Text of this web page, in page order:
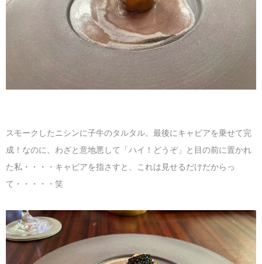
スモークしたニシンに子牛のタルタル。最後にキャビアを乗せて完
成！なのに、わざと意地悪して「ハイ！どうぞ」と目の前に置かれ
た私・・・・キャビアを指さすと、これは見せるだけだからっ
て・・・・・笑